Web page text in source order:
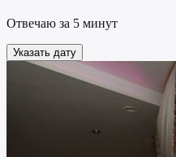
Отвечаю за 5 минут
Указать дату